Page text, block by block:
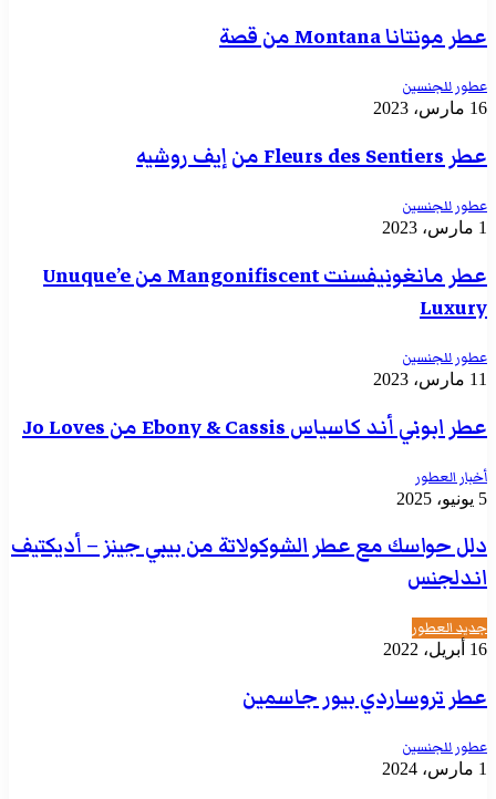
عطر مونتانا Montana من قصة
عطور للجنسين
16 مارس، 2023
عطر Fleurs des Sentiers من إيف روشيه
عطور للجنسين
1 مارس، 2023
عطر مانغونيفسنت Mangonifiscent من Unuque’e
Luxury
عطور للجنسين
11 مارس، 2023
عطر ابوني أند كاسياس Ebony & Cassis من Jo Loves
أخبار العطور
5 يونيو، 2025
دلل حواسك مع عطر الشوكولاتة من بيبي جينز – أديكتيف
اندلجنس
جديد العطور
16 أبريل، 2022
عطر تروساردي بيور جاسمين
عطور للجنسين
1 مارس، 2024